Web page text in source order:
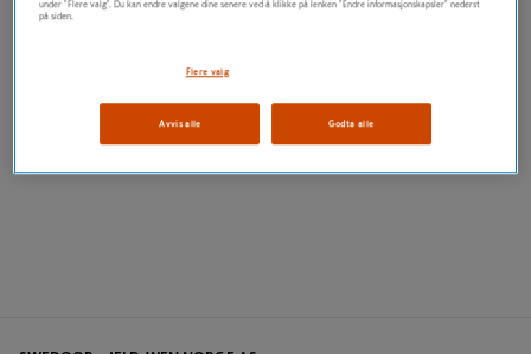
under "Flere valg". Du kan endre valgene dine senere ved å klikke på lenken "Endre informasjonskapsler" nederst
på siden.
Flere valg
Avvis alle Godta alle